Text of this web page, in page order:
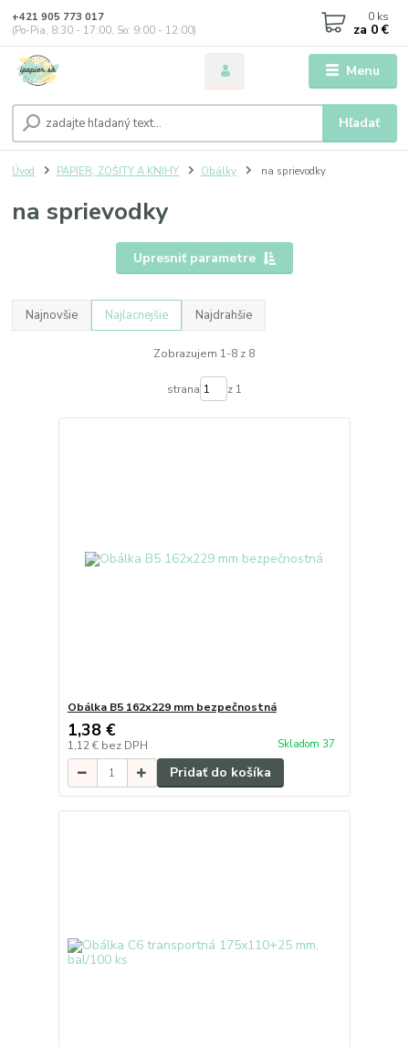
Menu
Hľadať
+421 905 773 017
(Po-Pia, 8:30 - 17:00, So: 9:00 - 12:00)
0 ks
za 0 €
Úvod PAPIER, ZOŠITY A KNIHY Obálky na sprievodky
na sprievodky
Upresniť parametre
Najnovšie Najlacnejšie Najdrahšie
Zobrazujem 1-8 z 8
strana z 1
Obálka B5 162x229 mm bezpečnostná
1,38 €
1,12 € bez DPH Skladom 37
Pridať do košíka